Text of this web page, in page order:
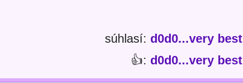
súhlasí: d0d0...very best
👍: d0d0...very best